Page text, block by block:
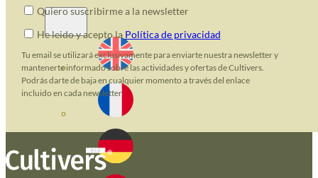
Quiero suscribirme a la newsletter
He leido y acepto la Política de privacidad
Tu email se utilizará exclusivamente para enviarte nuestra newsletter y
mantenerte informado sobre las actividades y ofertas de Cultivers.
Podrás darte de baja en cualquier momento a través del enlace
incluido en cada newsletter.